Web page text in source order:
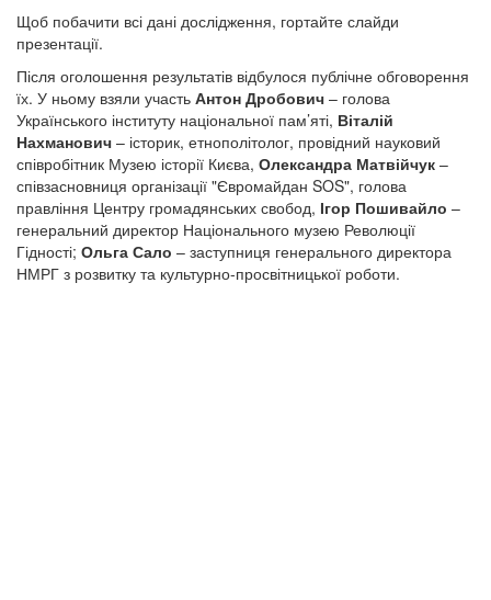
Щоб побачити всі дані дослідження, гортайте слайди
презентації.
Після оголошення результатів відбулося публічне обговорення
їх. У ньому взяли участь Антон Дробович – голова
Українського інституту національної пам’яті, Віталій
Нахманович – історик, етнополітолог, провідний науковий
співробітник Музею історії Києва, Олександра Матвійчук –
співзасновниця організації "Євромайдан SOS", голова
правління Центру громадянських свобод, Ігор Пошивайло –
генеральний директор Національного музею Революції
Гідності; Ольга Сало – заступниця генерального директора
НМРГ з розвитку та культурно-просвітницької роботи.